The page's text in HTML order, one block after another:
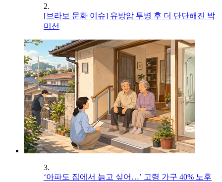
2.
[브라보 문화 이슈] 유방암 투병 후 더 단단해진 박
미선
3.
‘아파도 집에서 늙고 싶어…’ 고령 가구 40% 노후